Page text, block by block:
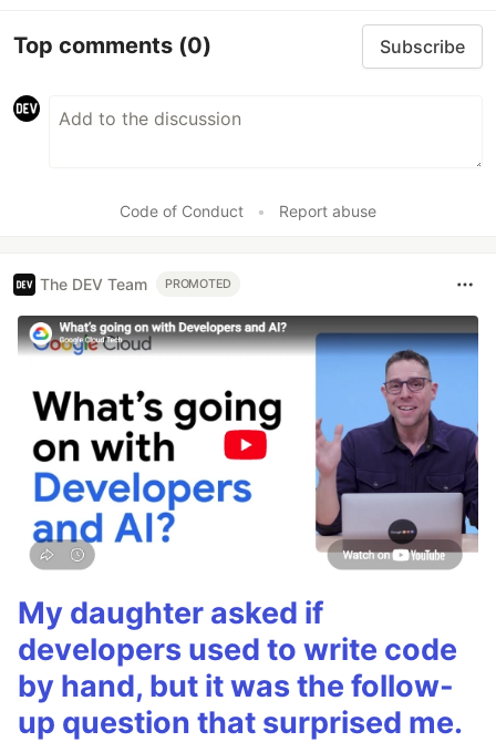
Top comments (0) Subscribe
Code of Conduct • Report abuse
The DEV Team PROMOTED
My daughter asked if
developers used to write code
by hand, but it was the follow-
up question that surprised me.